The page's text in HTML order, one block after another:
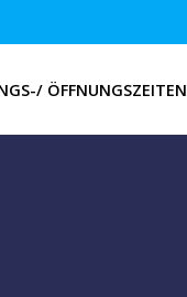
ÖFFNUNGSZEITEN